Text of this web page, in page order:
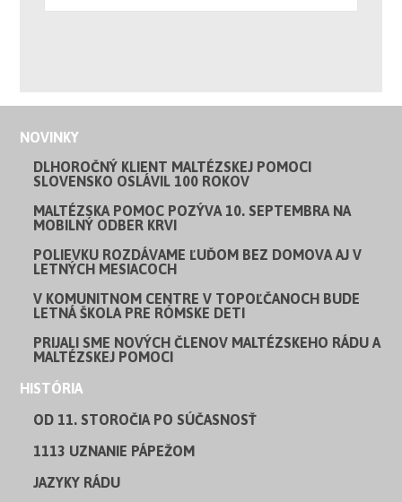
DLHOROČNÝ KLIENT MALTÉZSKEJ POMOCI
SLOVENSKO OSLÁVIL 100 ROKOV
MALTÉZSKA POMOC POZÝVA 10. SEPTEMBRA NA
MOBILNÝ ODBER KRVI
POLIEVKU ROZDÁVAME ĽUĎOM BEZ DOMOVA AJ V
LETNÝCH MESIACOCH
V KOMUNITNOM CENTRE V TOPOĽČANOCH BUDE
LETNÁ ŠKOLA PRE RÓMSKE DETI
PRIJALI SME NOVÝCH ČLENOV MALTÉZSKEHO RÁDU A
MALTÉZSKEJ POMOCI
HISTÓRIA
OD 11. STOROČIA PO SÚČASNOSŤ
1113 UZNANIE PÁPEŽOM
JAZYKY RÁDU
NÁZVY RÁDU